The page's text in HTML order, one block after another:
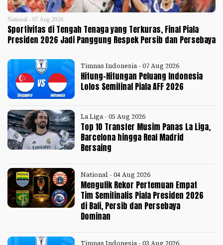
National - 07 Aug 2026
Sportivitas di Tengah Tenaga yang Terkuras, Final Piala
Presiden 2026 Jadi Panggung Respek Persib dan Persebaya
Timnas Indonesia - 07 Aug 2026
Hitung-Hitungan Peluang Indonesia
Lolos Semifinal Piala AFF 2026
La Liga - 05 Aug 2026
Top 10 Transfer Musim Panas La Liga,
Barcelona hingga Real Madrid
Bersaing
National - 04 Aug 2026
Mengulik Rekor Pertemuan Empat
Tim Semifinalis Piala Presiden 2026
di Bali, Persib dan Persebaya
Dominan
Timnas Indonesia - 03 Aug 2026